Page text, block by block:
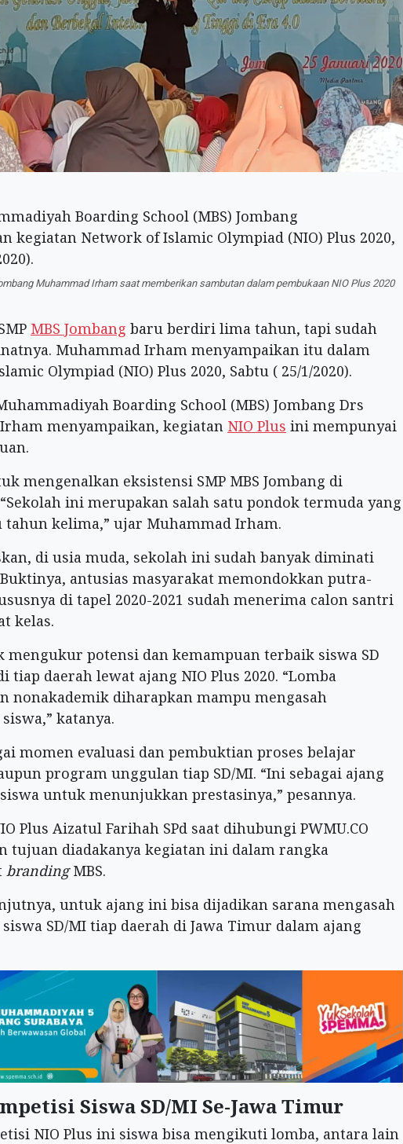
Muhammad Irham saat memberikan sambutan dalam pembukaan NIO Plus 2020
MBS Jombang baru berdiri lima tahun, tapi sudah
Muhammad Irham menyampaikan itu dalam
Olympiad (NIO) Plus 2020, Sabtu ( 25/1/2020).
Boarding School (MBS) Jombang Drs
menyampaikan, kegiatan NIO Plus ini mempunyai
mengenalkan eksistensi SMP MBS Jombang di
ini merupakan salah satu pondok termuda yang
tahun kelima,” ujar Muhammad Irham.
di usia muda, sekolah ini sudah banyak diminati
antusias masyarakat memondokkan putra-
di tapel 2020-2021 sudah menerima calon santri
kelas.
mengukur potensi dan kemampuan terbaik siswa SD
tiap daerah lewat ajang NIO Plus 2020. “Lomba
nonakademik diharapkan mampu mengasah
katanya.
momen evaluasi dan pembuktian proses belajar
program unggulan tiap SD/MI. “Ini sebagai ajang
untuk menunjukkan prestasinya,” pesannya.
Plus Aizatul Farihah SPd saat dihubungi PWMU.CO
tujuan diadakanya kegiatan ini dalam rangka
brandingMBS.
untuk ajang ini bisa dijadikan sarana mengasah
SD/MI tiap daerah di Jawa Timur dalam ajang
Siswa SD/MI Se-Jawa Timur
NIO Plus ini siswa bisa mengikuti lomba, antara lain